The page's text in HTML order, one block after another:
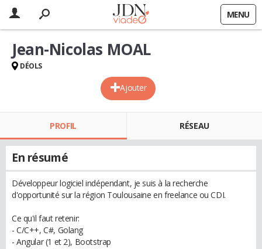
MENU
Ajouter
Jean-Nicolas MOAL
DÉOLS
PROFIL RÉSEAU
En résumé
Développeur logiciel indépendant, je suis à la recherche
d'opportunité sur la région Toulousaine en freelance ou CDI.
Ce qu'il faut retenir:
- C/C++, C#, Golang
- Angular (1 et 2), Bootstrap